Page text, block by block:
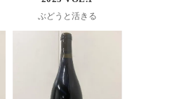
ぶどうと活きる